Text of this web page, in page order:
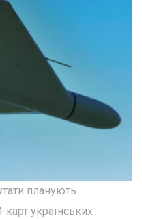
планують
українських